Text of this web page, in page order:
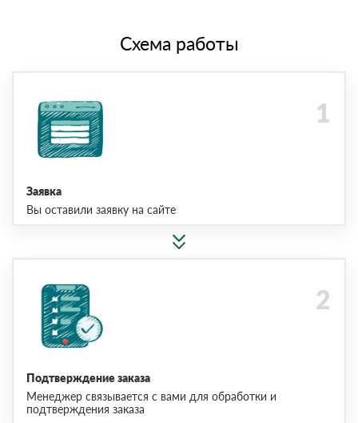
Схема работы
Заявка
Вы оставили заявку на сайте
Подтверждение заказа
Менеджер связывается с вами для обработки и
подтверждения заказа